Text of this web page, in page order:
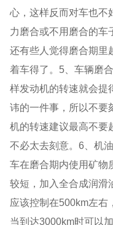
心，这样反而对车也不
力磨合或不用磨合的车
还有些人觉得磨合期里
着车得了。5、车辆磨
样发动机的转速就会提
讳的一件事，所以不要
机的转速建议最高不要
不必太去刻意。6、机
车在磨合期内使用矿物
较短，加入全合成润滑
应该控制在500km左右
当到达3000km时可以